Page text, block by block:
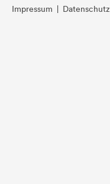
Impressum Datenschutz